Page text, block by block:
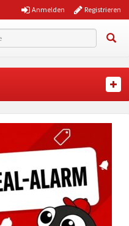
Registrieren
Anmelden